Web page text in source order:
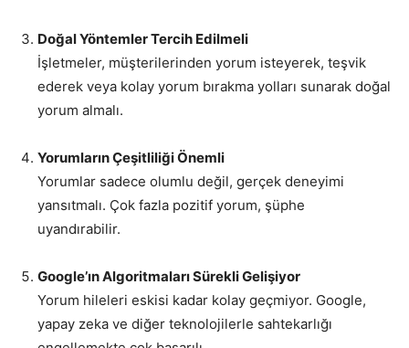
Doğal Yöntemler Tercih Edilmeli
İşletmeler, müşterilerinden yorum isteyerek, teşvik
ederek veya kolay yorum bırakma yolları sunarak doğal
yorum almalı.
Yorumların Çeşitliliği Önemli
Yorumlar sadece olumlu değil, gerçek deneyimi
yansıtmalı. Çok fazla pozitif yorum, şüphe
uyandırabilir.
Google’ın Algoritmaları Sürekli Gelişiyor
Yorum hileleri eskisi kadar kolay geçmiyor. Google,
yapay zeka ve diğer teknolojilerle sahtekarlığı